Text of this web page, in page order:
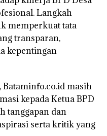
Langkah
memperkuat tata
transparan,
kepentingan
masih
kepada Ketua BPD
tanggapan dan
serta kritik yang